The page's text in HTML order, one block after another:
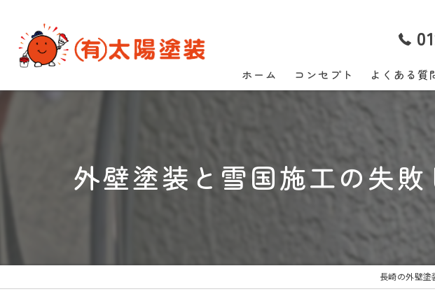
ホーム コンセプト よくある質
外壁塗装と雪国施工の失
長崎の外壁塗